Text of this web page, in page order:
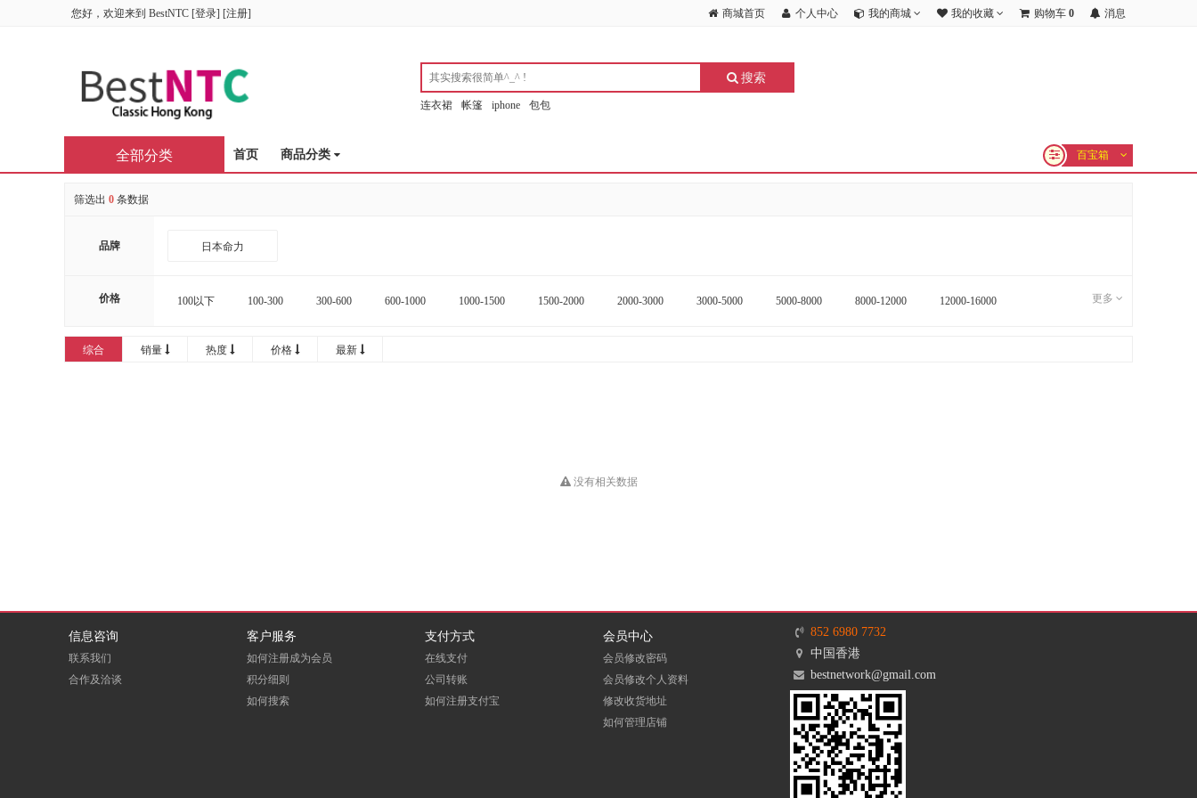
您好，欢迎来到 BestNTC [登录] [注册] 商城首页 个人中心 我的商城 我的收藏 购物车 0 消息
搜索
连衣裙 帐篷 iphone 包包
首页 商品分类 百宝箱
全部分类
筛选出 0 条数据
品牌 日本命力
价格 100以下 100-300 300-600 600-1000 1000-1500 1500-2000 2000-3000 3000-5000 5000-8000 8000-12000 12000-16000 更多
综合 销量 热度 价格 最新
没有相关数据
信息咨询
联系我们
合作及洽谈
客户服务
如何注册成为会员
积分细则
如何搜索
支付方式
在线支付
公司转账
如何注册支付宝
会员中心
会员修改密码
会员修改个人资料
修改收货地址
如何管理店铺
852 6980 7732
中国香港
bestnetwork@gmail.com